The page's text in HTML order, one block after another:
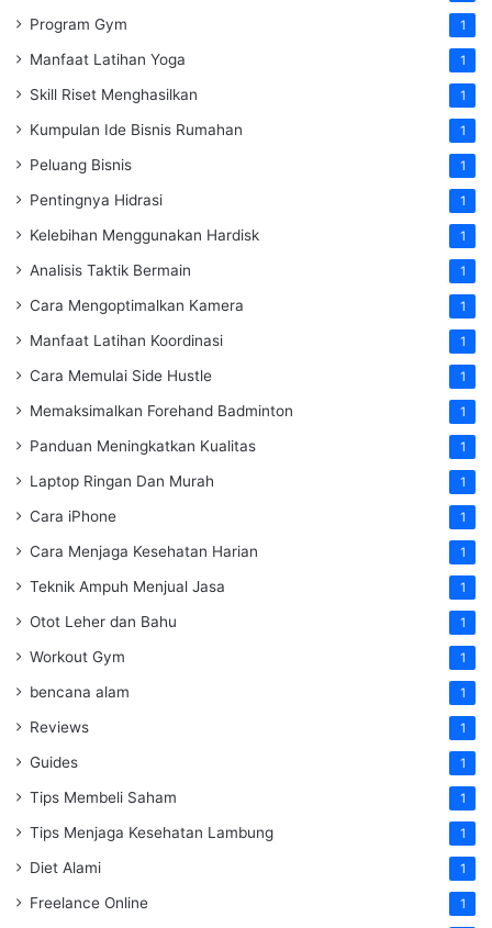
Program Gym 1
Manfaat Latihan Yoga 1
Skill Riset Menghasilkan 1
Kumpulan Ide Bisnis Rumahan 1
Peluang Bisnis 1
Pentingnya Hidrasi 1
Kelebihan Menggunakan Hardisk 1
Analisis Taktik Bermain 1
Cara Mengoptimalkan Kamera 1
Manfaat Latihan Koordinasi 1
Cara Memulai Side Hustle 1
Memaksimalkan Forehand Badminton 1
Panduan Meningkatkan Kualitas 1
Laptop Ringan Dan Murah 1
Cara iPhone 1
Cara Menjaga Kesehatan Harian 1
Teknik Ampuh Menjual Jasa 1
Otot Leher dan Bahu 1
Workout Gym 1
bencana alam 1
Reviews 1
Guides 1
Tips Membeli Saham 1
Tips Menjaga Kesehatan Lambung 1
Diet Alami 1
Freelance Online 1